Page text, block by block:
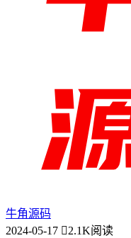
牛角源码
2024-05-17
2.1K阅读